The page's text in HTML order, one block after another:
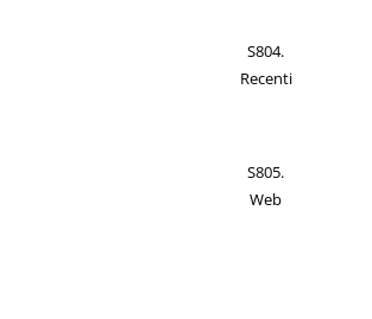
S804.
Recenti
S805.
Web